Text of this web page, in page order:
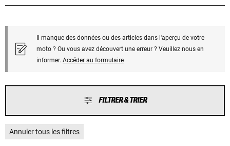
Il manque des données ou des articles dans l'aperçu de votre
moto ? Ou vous avez découvert une erreur ? Veuillez nous en
informer. Accéder au formulaire
FILTRER & TRIER
Annuler tous les filtres